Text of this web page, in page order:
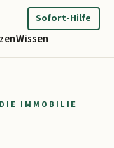
Wissen
Sofort-Hilfe
IMMOBILIE